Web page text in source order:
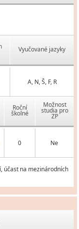
Vyučované jazyky
A, N, Š, F, R
Roční
školné
Možnost
studia pro
ZP
0 Ne
účast na mezinárodních